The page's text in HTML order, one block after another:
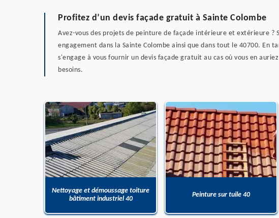
Profitez d’un devis façade gratuit à Sainte Colombe
Avez-vous des projets de peinture de façade intérieure et extérieure
engagement dans la Sainte Colombe ainsi que dans tout le 40700.
s'engage à vous fournir un devis façade gratuit au cas où vous en
besoins.
Nettoyage et démoussage toiture
bâtiment industriel 40
Peinture sur tuile 40